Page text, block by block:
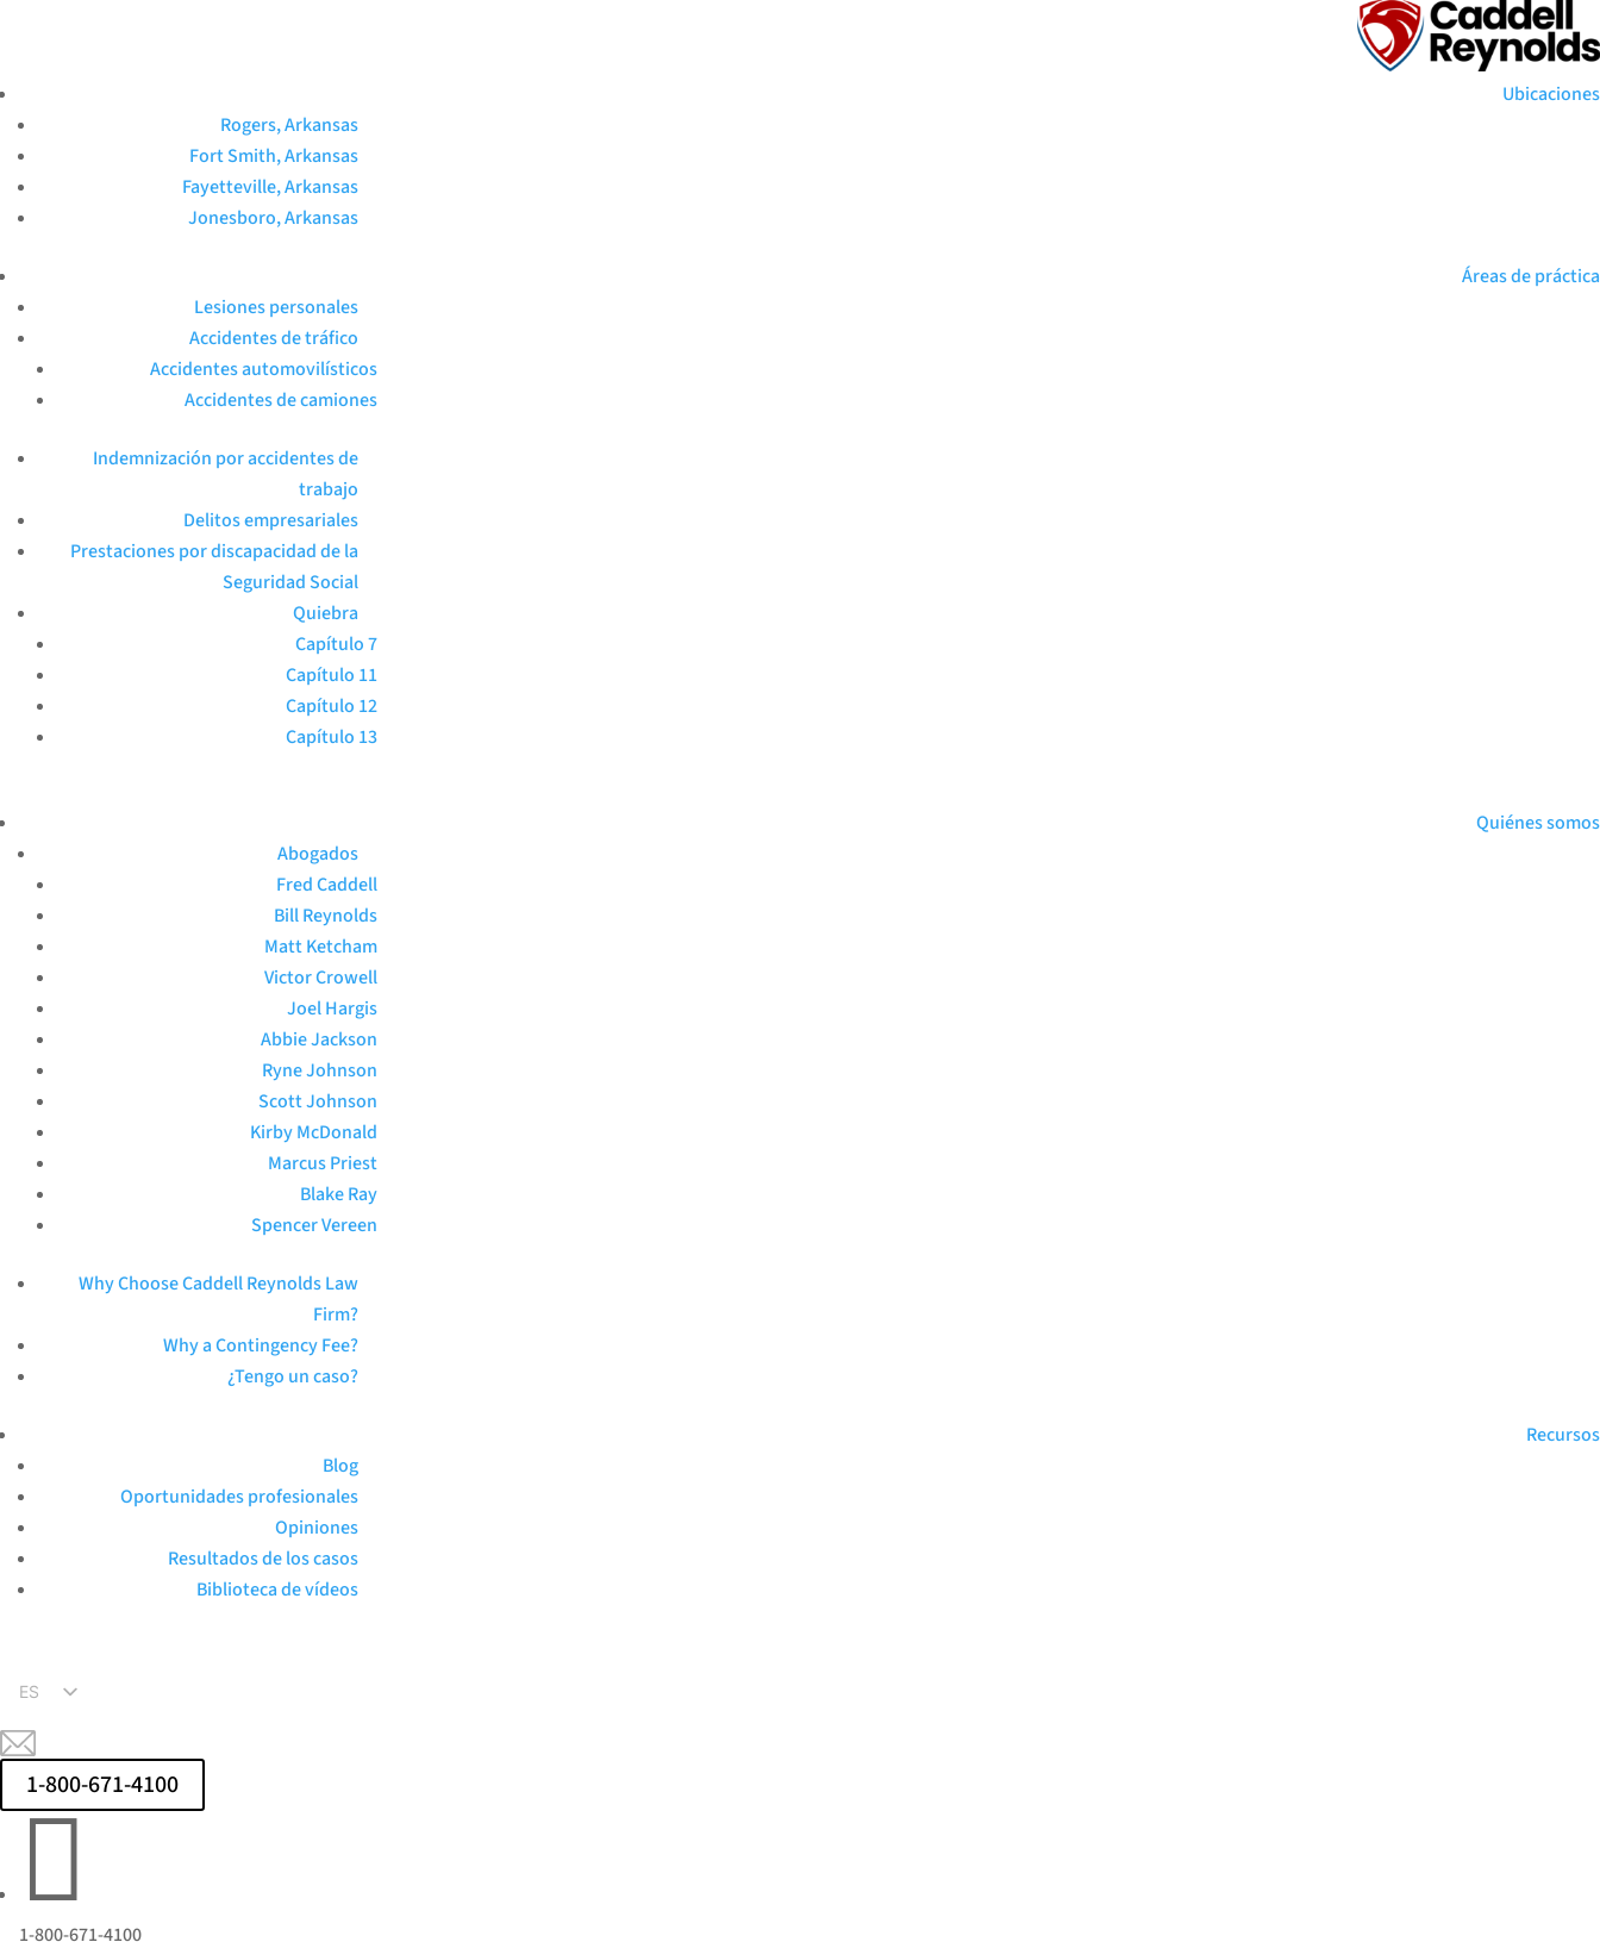
Ubicaciones
Rogers, Arkansas
Fort Smith, Arkansas
Fayetteville, Arkansas
Jonesboro, Arkansas
Áreas de práctica
Lesiones personales
Accidentes de tráfico
Accidentes automovilísticos
Accidentes de camiones
Indemnización por accidentes de
trabajo
Delitos empresariales
Prestaciones por discapacidad de la
Seguridad Social
Quiebra
Capítulo 7
Capítulo 11
Capítulo 12
Capítulo 13
Quiénes somos
Abogados
Fred Caddell
Bill Reynolds
Matt Ketcham
Victor Crowell
Joel Hargis
Abbie Jackson
Ryne Johnson
Scott Johnson
Kirby McDonald
Marcus Priest
Blake Ray
Spencer Vereen
Why Choose Caddell Reynolds Law
Firm?
Why a Contingency Fee?
¿Tengo un caso?
Recursos
Blog
Oportunidades profesionales
Opiniones
Resultados de los casos
Biblioteca de vídeos
ES
EN
1-800-671-4100

1-800-671-4100